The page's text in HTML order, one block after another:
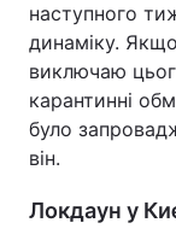
наступного
динаміку.
виключаю
карантинні
було
він.
Локдаун у